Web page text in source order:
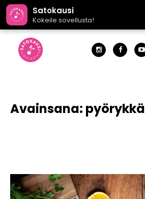
Satokausi
Kokeile sovellusta!
Avainsana: pyörykkä